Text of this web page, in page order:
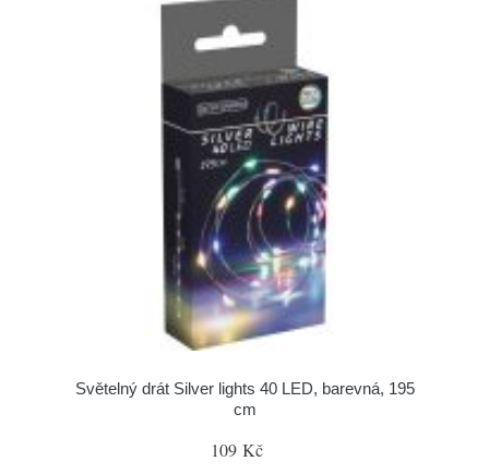
Světelný drát Silver lights 40 LED, barevná, 195
cm
109 Kč